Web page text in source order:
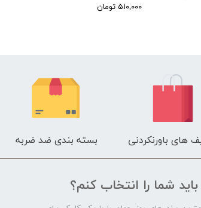
۵۱۰,۰۰۰ تومان
های باورنکردنی بسته بندی ضد ضربه
باید شما را انتخاب کنم؟